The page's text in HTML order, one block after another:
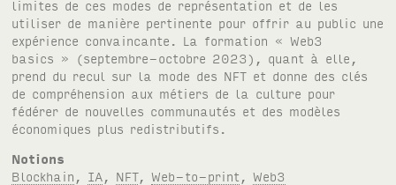
limites de ces modes de représentation et de les
utiliser de manière pertinente pour offrir au public une
expérience convaincante. La formation « Web3
basics » (septembre-octobre 2023), quant à elle,
prend du recul sur la mode des NFT et donne des clés
de compréhension aux métiers de la culture pour
fédérer de nouvelles communautés et des modèles
économiques plus redistributifs.
Notions
Blockhain
IA NFT,Web-to-print ,Web3